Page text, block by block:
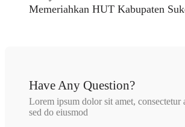
Memeriahkan HUT Kabupaten
Have Any Question?
Lorem ipsum dolor sit amet, consectetur
sed do eiusmod